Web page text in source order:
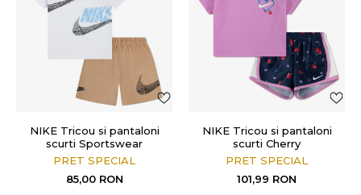
NIKE Tricou si pantaloni
scurti Sportswear
PRET SPECIAL
85,00 RON
NIKE Tricou si pantaloni
scurti Cherry
PRET SPECIAL
101,99 RON